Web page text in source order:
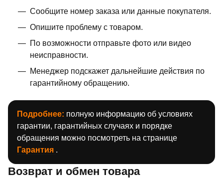
Сообщите номер заказа или данные покупателя.
Опишите проблему с товаром.
По возможности отправьте фото или видео
неисправности.
Менеджер подскажет дальнейшие действия по
гарантийному обращению.
Подробнее: полную информацию об условиях
гарантии, гарантийных случаях и порядке
обращения можно посмотреть на странице
Гарантия .
Возврат и обмен товара